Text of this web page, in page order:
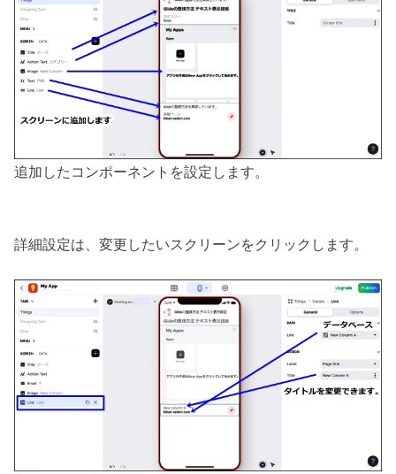
追加したコンポーネントを設定します。
詳細設定は、変更したいスクリーンをクリックします。